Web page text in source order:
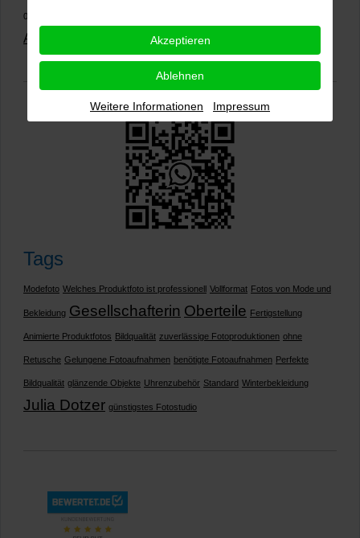
02.01.2026)
Alle Rezensionen ansehen|Bewertung abgeben
Tags
Modefoto Welches Produktfoto ist professionell Vollformat Fotos von Mode und
Bekleidung Gesellschafterin Oberteile Fertigstellung
Animierte Produktfotos Bildqualität zuverlässige Fotoproduktionen ohne
Retusche Gelungene Fotoaufnahmen benötigte Fotoaufnahmen Perfekte
Bildqualität glänzende Objekte Uhrenzubehör Standard Winterbekleidung
Julia Dotzer günstigstes Fotostudio
Akzeptieren
Ablehnen
Weitere Informationen Impressum